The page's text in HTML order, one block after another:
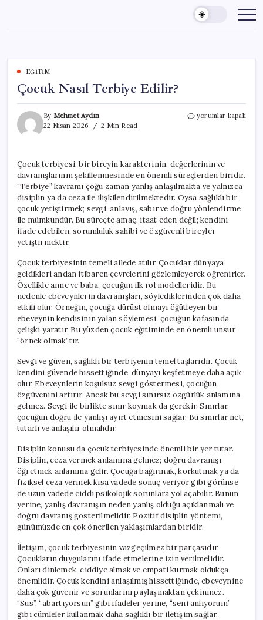
content
EĞITIM
Çocuk Nasıl Terbiye Edilir?
By Mehmet Aydın
22 Nisan 2026
2 Min Read
Çocuk
yorumlar kapalı
Çocuk terbiyesi, bir bireyin karakterinin, değerlerinin ve
davranışlarının şekillenmesinde en önemli süreçlerden biridir.
“Terbiye” kavramı çoğu zaman yanlış anlaşılmakta ve yalnızca
disiplin ya da ceza ile ilişkilendirilmektedir. Oysa sağlıklı bir
çocuk yetiştirmek; sevgi, anlayış, sabır ve doğru yönlendirme
ile mümkündür. Bu süreçte amaç, itaat eden değil; kendini
ifade edebilen, sorumluluk sahibi ve özgüvenli bireyler
yetiştirmektir.
Çocuk terbiyesinin temeli ailede atılır. Çocuklar dünyaya
geldikleri andan itibaren çevrelerini gözlemleyerek öğrenirler.
Özellikle anne ve baba, çocuğun ilk rol modelleridir. Bu
nedenle ebeveynlerin davranışları, söylediklerinden çok daha
etkili olur. Örneğin, çocuğa dürüst olmayı öğütleyen bir
ebeveynin kendisinin yalan söylemesi, çocuğun kafasında
çelişki yaratır. Bu yüzden çocuk eğitiminde en önemli unsur
“örnek olmak”tır.
Sevgi ve güven, sağlıklı bir terbiyenin temel taşlarıdır. Çocuk
kendini güvende hissettiğinde, dünyayı keşfetmeye daha açık
olur. Ebeveynlerin koşulsuz sevgi göstermesi, çocuğun
özgüvenini artırır. Ancak bu sevgi sınırsız özgürlük anlamına
gelmez. Sevgi ile birlikte sınır koymak da gerekir. Sınırlar,
çocuğun doğru ile yanlışı ayırt etmesini sağlar. Bu sınırlar net,
tutarlı ve anlaşılır olmalıdır.
Disiplin konusu da çocuk terbiyesinde önemli bir yer tutar.
Disiplin, ceza vermek anlamına gelmez; doğru davranışı
öğretmek anlamına gelir. Çocuğa bağırmak, korkutmak ya da
fiziksel ceza vermek kısa vadede sonuç veriyor gibi görünse
de uzun vadede ciddi psikolojik sorunlara yol açabilir. Bunun
yerine, yanlış davranışın neden yanlış olduğu açıklanmalı ve
doğru davranış gösterilmelidir. Pozitif disiplin yöntemi,
günümüzde en çok önerilen yaklaşımlardan biridir.
İletişim, çocuk terbiyesinin vazgeçilmez bir parçasıdır.
Çocukların duygularını ifade etmelerine izin verilmelidir.
Onları dinlemek, ciddiye almak ve empati kurmak oldukça
önemlidir. Çocuk kendini anlaşılmış hissettiğinde, ebeveynine
daha çok güvenir ve sorunlarını paylaşmaktan çekinmez.
“Sus”, “abartıyorsun” gibi ifadeler yerine, “seni anlıyorum”
gibi cümleler kullanmak daha sağlıklı bir iletişim sağlar.